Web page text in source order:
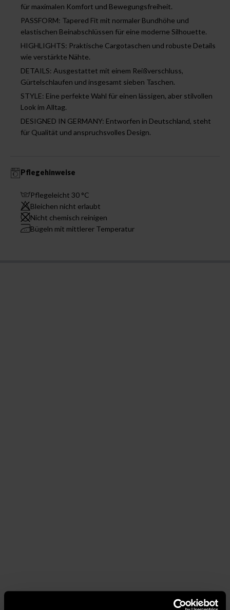
für maximalen Komfort und Bewegungsfreiheit.
PASSFORM: Tapered Fit mit normaler Bundhöhe und
elastischen Beinabschlüssen für eine moderne Silhouette.
HIGHLIGHTS: Praktische Cargotaschen und robuste Details
wie verstärkte Nähte.
DETAILS: Ausgestattet mit einem Reißverschluss,
Gürtelschlaufen und insgesamt sieben Taschen.
STYLE: Eine perfekte Wahl für einen lässigen, aber stilvollen
Look im Alltag.
DESIGNED IN GERMANY: Entworfen in Deutschland, steht
für Qualität und anspruchsvolles Design.
Pflegehinweise
Pflegeleicht 30 °C
Bleichen nicht erlaubt
Nicht chemisch reinigen
Bügeln mit mittlerer Temperatur